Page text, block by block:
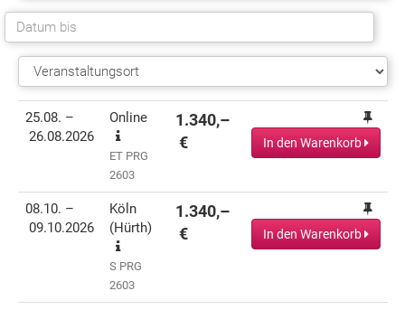
Termin(e) Informationen Preis
25.08. –
26.08.2026
Online
ET PRG
2603
1.340,–
€
In den Warenkorb
08.10. –
09.10.2026
Köln
(Hürth)
S PRG
2603
1.340,–
€
In den Warenkorb